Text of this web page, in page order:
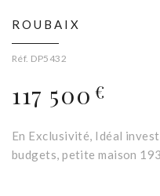
ROUBAIX
Réf. DP5432
117 500 €
En Exclusivité, Idéal
budgets, petite maison